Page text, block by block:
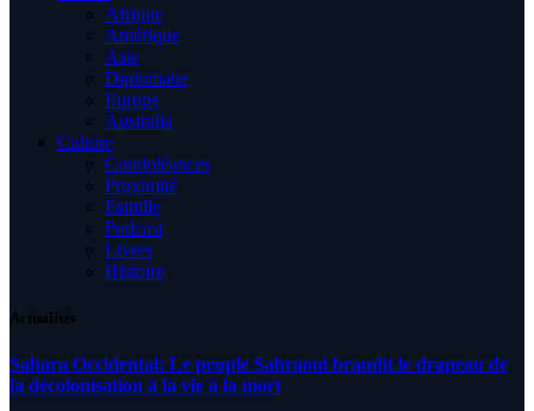
Afrique
Amérique
Asie
Diplomatie
Europe
Australia
Culture
Condoléances
Proximité
Famille
Podcast
Livres
Histoire
Actualités
Sahara Occidental: Le peuple Sahraoui brandit le drapeau de
la décolonisation à la vie à la mort